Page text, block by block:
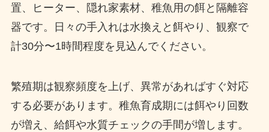
置、ヒーター、隠れ家素材、稚魚用の餌と隔離容
器です。日々の手入れは水換えと餌やり、観察で
計30分〜1時間程度を見込んでください。
繁殖期は観察頻度を上げ、異常があればすぐ対応
する必要があります。稚魚育成期には餌やり回数
が増え、給餌や水質チェックの手間が増します。